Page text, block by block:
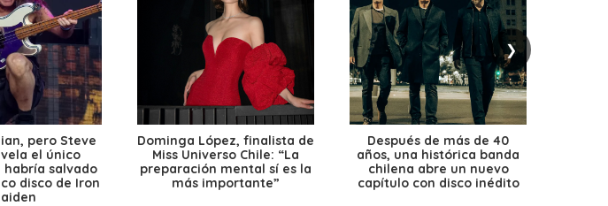
❯
pero Steve
el único
habría salvado
disco de Iron
Dominga López, finalista de
Miss Universo Chile: “La
preparación mental sí es la
más importante”
Después de más de 40
años, una histórica banda
chilena abre un nuevo
capítulo con disco inédito